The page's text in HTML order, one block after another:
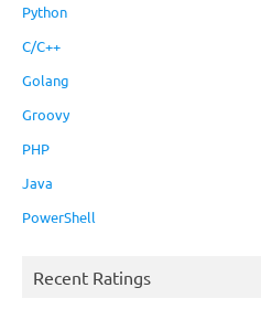
Python
C/C++
Golang
Groovy
PHP
Java
PowerShell
Recent Ratings